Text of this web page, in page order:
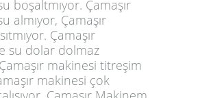
boşaltmıyor. Çamaşır
almıyor, Çamaşır
Çamaşır
su dolar dolmaz
makinesi titreşim
makinesi çok